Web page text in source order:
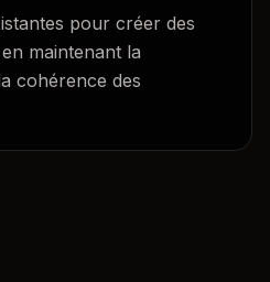
pour créer des
maintenant la
cohérence des